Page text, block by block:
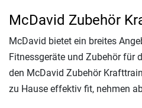
McDavid Zubehör
McDavid bietet ein breites
Fitnessgeräte und Zubehör für
den McDavid Zubehör
zu Hause effektiv fit, nehmen